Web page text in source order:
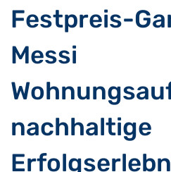
Festpreis-
Messi
nachhaltige